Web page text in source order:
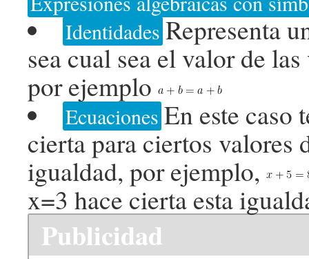
Identidades Representa
sea cual sea el valor de
por ejemplo
Ecuaciones En este caso
cierta para ciertos valores
igualdad, por ejemplo,
x=3 hace cierta esta
Publicidad